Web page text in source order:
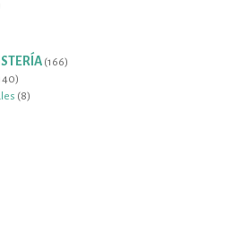
166166
140
productos
88